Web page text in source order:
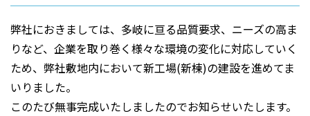
弊社におきましては、多岐に亘る品質要求、ニーズの高ま
りなど、企業を取り巻く様々な環境の変化に対応していく
ため、弊社敷地内において新工場(新棟)の建設を進めてま
いりました。
このたび無事完成いたしましたのでお知らせいたします。